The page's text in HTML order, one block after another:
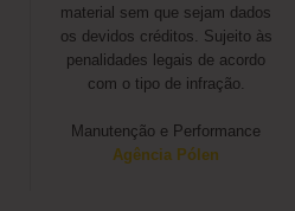
material sem que sejam dados
os devidos créditos. Sujeito às
penalidades legais de acordo
com o tipo de infração.
Manutenção e Performance
Agência Pólen